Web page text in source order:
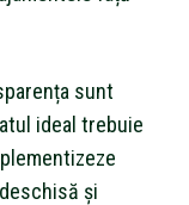
sunt
ideal trebuie
și